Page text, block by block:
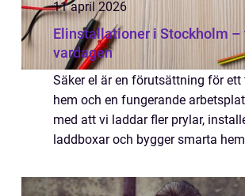
11 april 2026
Elinstallationer i Stockholm –
vardagen
Säker el är en förutsättning för ett
hem och en fungerande
med att vi laddar fler prylar,
laddboxar och bygger smarta